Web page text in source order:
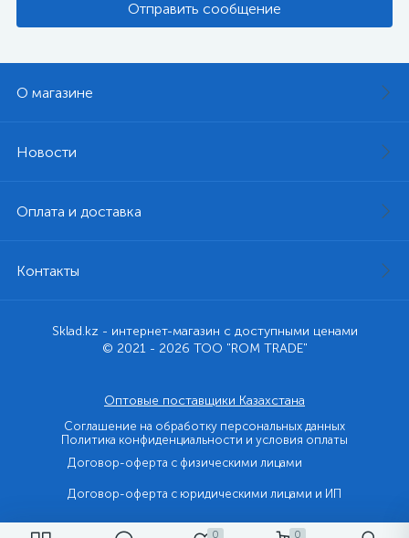
0 0
Отправить сообщение
О магазине
Новости
Оплата и доставка
Контакты
Sklad.kz - интернет-магазин с доступными ценами
© 2021 - 2026 ТОО "ROM TRADE"
Оптовые поставщики Казахстана
Соглашение на обработку персональных данных
Политика конфиденциальности и условия оплаты
Договор-оферта с физическими лицами
Договор-оферта с юридическими лицами и ИП